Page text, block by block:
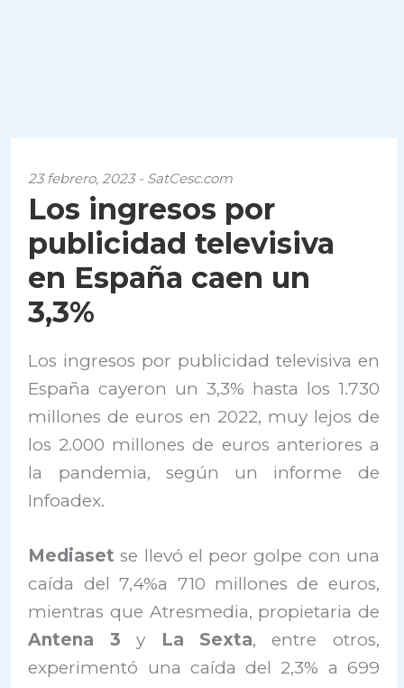
23 febrero, 2023 - SatCesc.com
Los ingresos por
publicidad televisiva
en España caen un
3,3%
Los ingresos por publicidad televisiva en
España cayeron un 3,3% hasta los 1.730
millones de euros en 2022, muy lejos de
los 2.000 millones de euros anteriores a
la pandemia, según un informe de
Infoadex.
Mediaset se llevó el peor golpe con una
caída del 7,4%a 710 millones de euros,
mientras que Atresmedia, propietaria de
Antena 3 y La Sexta, entre otros,
experimentó una caída del 2,3% a 699